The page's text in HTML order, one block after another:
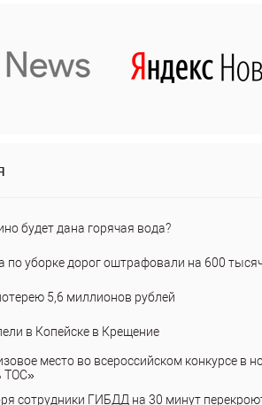
будет дана горячая вода?
по уборке дорог оштрафовали на 600
5,6 миллионов рублей
в Копейске в Крещение
место во всероссийском конкурсе в
ТОС»
сотрудники ГИБДД на 30 минут